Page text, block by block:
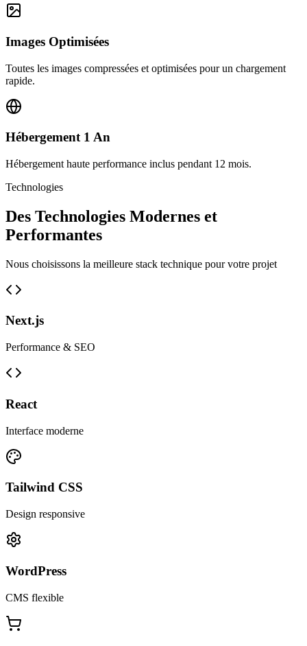
Images Optimisées
Toutes les images compressées et optimisées pour un chargement
rapide.
Hébergement 1 An
Hébergement haute performance inclus pendant 12 mois.
Technologies
Des Technologies Modernes et
Performantes
Nous choisissons la meilleure stack technique pour votre projet
Next.js
Performance & SEO
React
Interface moderne
Tailwind CSS
Design responsive
WordPress
CMS flexible